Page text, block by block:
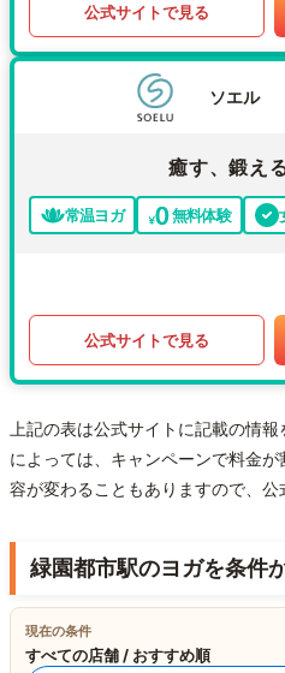
公式サイトで見る
ソエル
癒す、鍛え
常温ヨガ 無料体験
公式サイトで見る
上記の表は公式サイトに記載の情
によっては、キャンペーンで料金
容が変わることもありますので、公
緑園都市駅のヨガを条件
現在の条件
すべての店舗 / おすすめ順